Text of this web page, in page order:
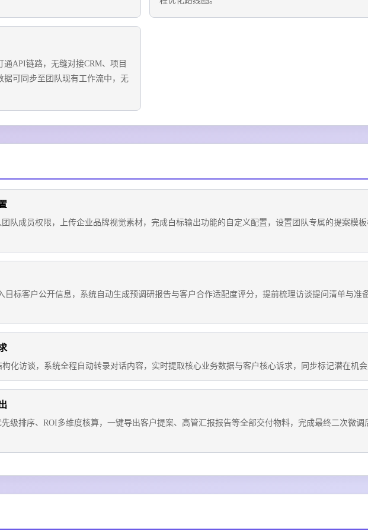
通API链路，无缝对接CRM、项目
据可同步至团队现有工作流中，无
队成员权限，上传企业品牌视觉素材，完成白标输出功能的自定义配置，设置团队专属的提案模
目标客户公开信息，系统自动生成预调研报告与客户合作适配度评分，提前梳理访谈提问清单与准
化访谈，系统全程自动转录对话内容，实时提取核心业务数据与客户核心诉求，同步标记潜在机
级排序、ROI多维度核算，一键导出客户提案、高管汇报报告等全部交付物料，完成最终二次微调